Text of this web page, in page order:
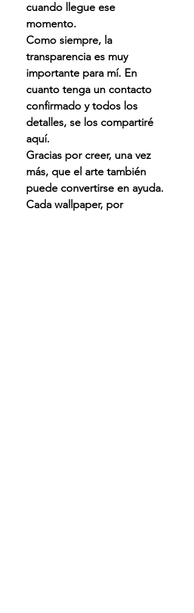
cuando llegue ese
momento.
Como siempre, la
transparencia es muy
importante para mí. En
cuanto tenga un contacto
confirmado y todos los
detalles, se los compartiré
aquí.
Gracias por creer, una vez
más, que el arte también
puede convertirse en ayuda.
Cada wallpaper, por